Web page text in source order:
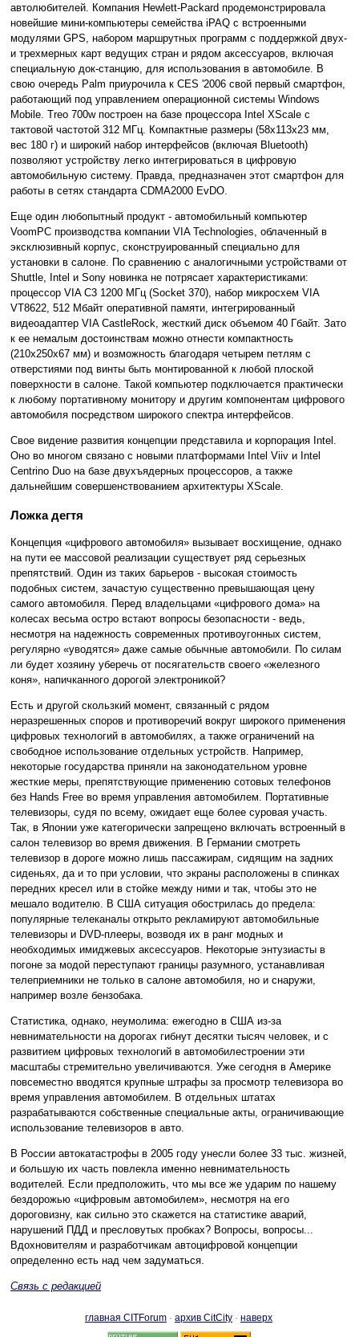
автолюбителей. Компания Hewlett-Packard продемонстрировала
новейшие мини-компьютеры семейства iPAQ с встроенными
модулями GPS, набором маршрутных программ с поддержкой двух-
и трехмерных карт ведущих стран и рядом аксессуаров, включая
специальную док-станцию, для использования в автомобиле. В
свою очередь Palm приурочила к CES '2006 свой первый смартфон,
работающий под управлением операционной системы Windows
Mobile. Treo 700w построен на базе процессора Intel XScale с
тактовой частотой 312 МГц. Компактные размеры (58x113x23 мм,
вес 180 г) и широкий набор интерфейсов (включая Bluetooth)
позволяют устройству легко интегрироваться в цифровую
автомобильную систему. Правда, предназначен этот смартфон для
работы в сетях стандарта CDMA2000 EvDO.
Еще один любопытный продукт - автомобильный компьютер
VoomPC производства компании VIA Technologies, облаченный в
эксклюзивный корпус, сконструированный специально для
установки в салоне. По сравнению с аналогичными устройствами от
Shuttle, Intel и Sony новинка не потрясает характеристиками:
процессор VIA C3 1200 МГц (Socket 370), набор микросхем VIA
VT8622, 512 Мбайт оперативной памяти, интегрированный
видеоадаптер VIA CastleRock, жесткий диск объемом 40 Гбайт. Зато
к ее немалым достоинствам можно отнести компактность
(210x250x67 мм) и возможность благодаря четырем петлям с
отверстиями под винты быть монтированной к любой плоской
поверхности в салоне. Такой компьютер подключается практически
к любому портативному монитору и другим компонентам цифрового
автомобиля посредством широкого спектра интерфейсов.
Свое видение развития концепции представила и корпорация Intel.
Оно во многом связано с новыми платформами Intel Viiv и Intel
Centrino Duo на базе двухъядерных процессоров, а также
дальнейшим совершенствованием архитектуры XScale.
Ложка дегтя
Концепция «цифрового автомобиля» вызывает восхищение, однако
на пути ее массовой реализации существует ряд серьезных
препятствий. Один из таких барьеров - высокая стоимость
подобных систем, зачастую существенно превышающая цену
самого автомобиля. Перед владельцами «цифрового дома» на
колесах весьма остро встают вопросы безопасности - ведь,
несмотря на надежность современных противоугонных систем,
регулярно «уводятся» даже самые обычные автомобили. По силам
ли будет хозяину уберечь от посягательств своего «железного
коня», напичканного дорогой электроникой?
Есть и другой скользкий момент, связанный с рядом
неразрешенных споров и противоречий вокруг широкого применения
цифровых технологий в автомобилях, а также ограничений на
свободное использование отдельных устройств. Например,
некоторые государства приняли на законодательном уровне
жесткие меры, препятствующие применению сотовых телефонов
без Hands Free во время управления автомобилем. Портативные
телевизоры, судя по всему, ожидает еще более суровая участь.
Так, в Японии уже категорически запрещено включать встроенный в
салон телевизор во время движения. В Германии смотреть
телевизор в дороге можно лишь пассажирам, сидящим на задних
сиденьях, да и то при условии, что экраны расположены в спинках
передних кресел или в стойке между ними и так, чтобы это не
мешало водителю. В США ситуация обострилась до предела:
популярные телеканалы открыто рекламируют автомобильные
телевизоры и DVD-плееры, возводя их в ранг модных и
необходимых имиджевых аксессуаров. Некоторые энтузиасты в
погоне за модой переступают границы разумного, устанавливая
телеприемники не только в салоне автомобиля, но и снаружи,
например возле бензобака.
Статистика, однако, неумолима: ежегодно в США из-за
невнимательности на дорогах гибнут десятки тысяч человек, и с
развитием цифровых технологий в автомобилестроении эти
масштабы стремительно увеличиваются. Уже сегодня в Америке
повсеместно вводятся крупные штрафы за просмотр телевизора во
время управления автомобилем. В отдельных штатах
разрабатываются собственные специальные акты, ограничивающие
использование телевизоров в авто.
В России автокатастрофы в 2005 году унесли более 33 тыс. жизней,
и большую их часть повлекла именно невнимательность
водителей. Если предположить, что мы все же ударим по нашему
бездорожью «цифровым автомобилем», несмотря на его
дороговизну, как сильно это скажется на статистике аварий,
нарушений ПДД и пресловутых пробках? Вопросы, вопросы...
Вдохновителям и разработчикам автоцифровой концепции
определенно есть над чем задуматься.
Связь с редакцией
главная CITForum · архив CitCity · наверх